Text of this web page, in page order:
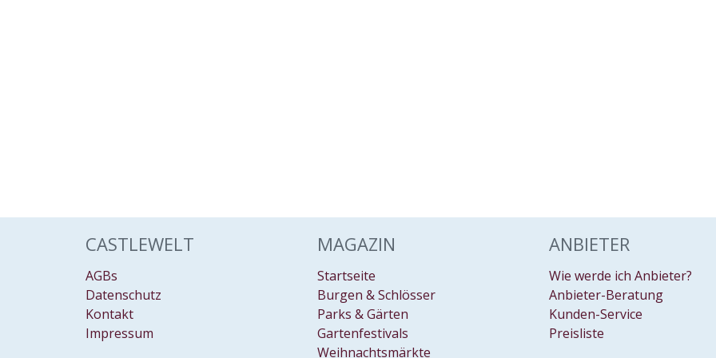
CASTLEWELT
AGBs
Datenschutz
Kontakt
Impressum
MAGAZIN
Startseite
Burgen & Schlösser
Parks & Gärten
Gartenfestivals
Weihnachtsmärkte
ANBIETER
Wie werde ich Anbieter?
Anbieter-Beratung
Kunden-Service
Preisliste